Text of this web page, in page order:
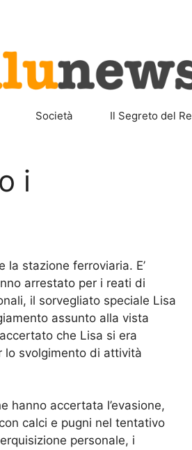
Società Il Segreto del Re
i
stazione ferroviaria. E’
arrestato per i reati di
il sorvegliato speciale Lisa
assunto alla vista
che Lisa si era
lo svolgimento di attività
hanno accertata l’evasione,
calci e pugni nel tentativo
personale, i